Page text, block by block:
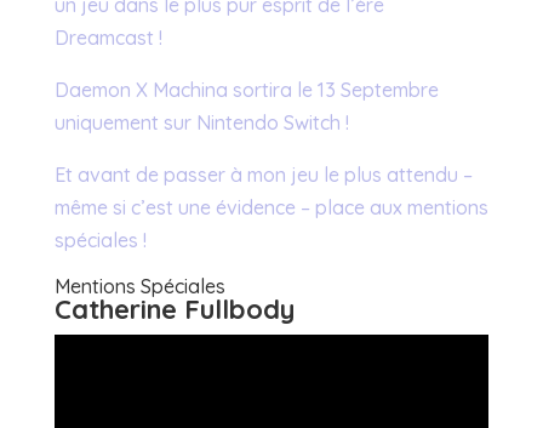
Dreamcast !
Daemon X Machina sortira le 13 Septembre
uniquement sur Nintendo Switch !
Et avant de passer à mon jeu le plus attendu –
même si c’est une évidence – place aux mentions
spéciales !
Mentions Spéciales
Catherine Fullbody